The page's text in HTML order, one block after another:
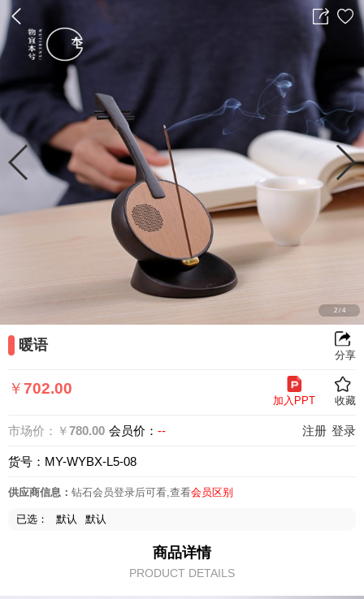
回
分
享 藏
2/ 4
暖语
分享
￥702.00
加入PPT 收藏
市场价：￥780.00 会员价： -- 注册 登录
货号：MY-WYBX-L5-08
供应商信息： 钻石会员登录后可看,查看会员区别
已选： 默认 默认
商品详情
PRODUCT DETAILS